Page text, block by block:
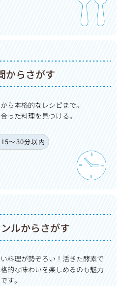
からさがす
ら本格的なレシピまで。
った料理を見つける。
〜30分以内
ルからさがす
料理が勢ぞろい！活きた酵素で
的な味わいを楽しめるのも魅力
です。